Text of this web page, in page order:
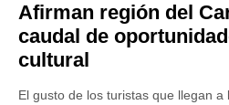
Afirman región del
caudal de
cultural
El gusto de los turistas que llegan a